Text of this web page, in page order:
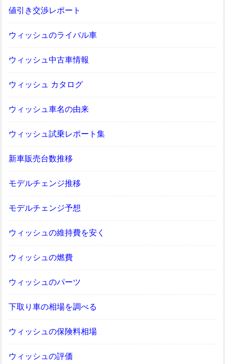
値引き交渉レポート
ウィッシュのライバル車
ウィッシュ中古車情報
ウィッシュ カタログ
ウィッシュ車名の由来
ウィッシュ試乗レポート集
新車販売台数推移
モデルチェンジ推移
モデルチェンジ予想
ウィッシュの維持費を安く
ウィッシュの燃費
ウィッシュのパーツ
下取り車の相場を調べる
ウィッシュの保険料相場
ウィッシュの評価